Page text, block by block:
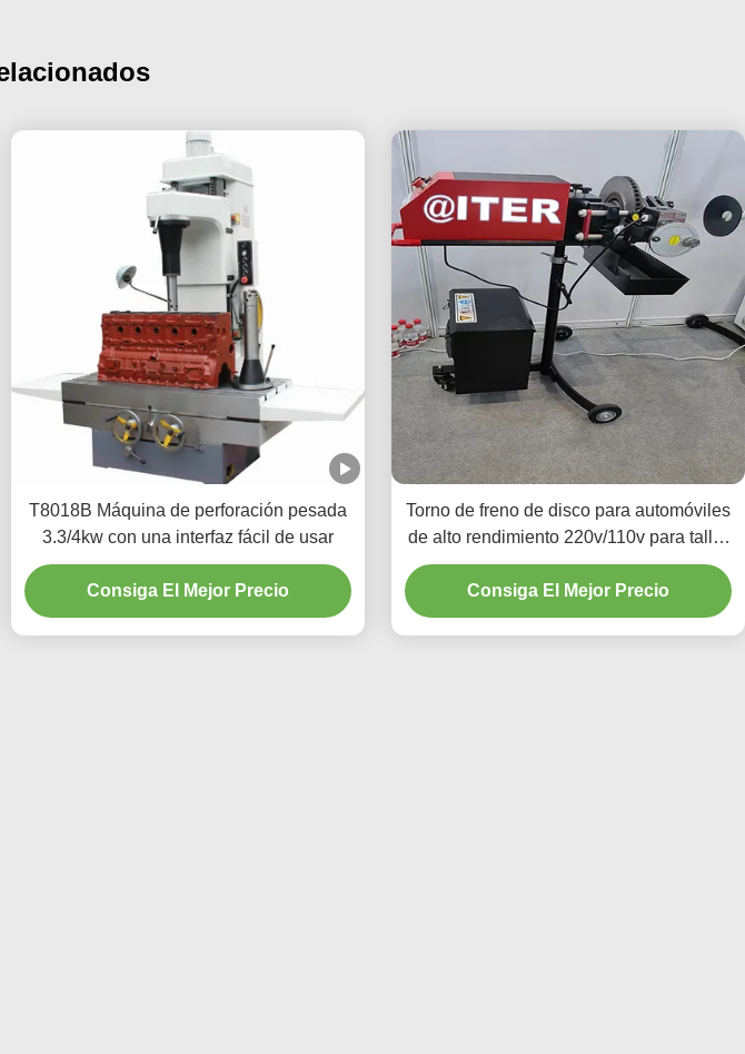
T8018B Máquina de perforación pesada
3.3/4kw con una interfaz fácil de usar
Consiga El Mejor Precio
Torno de freno de disco para automóviles
de alto rendimiento 220v/110v para taller
T2009
Consiga El Mejor Precio